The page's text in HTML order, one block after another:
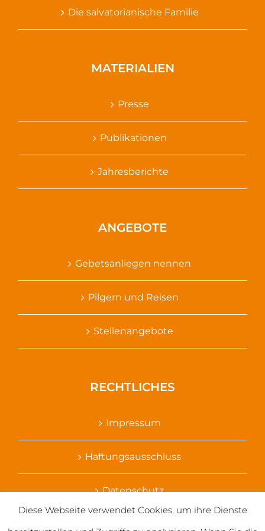
Die salvatorianische Familie
MATERIALIEN
Presse
Publikationen
Jahresberichte
ANGEBOTE
Gebetsanliegen nennen
Pilgern und Reisen
Stellenangebote
RECHTLICHES
Impressum
Haftungsausschluss
Datenschutz
Diese Webseite verwendet Cookies, um ihre Dienste